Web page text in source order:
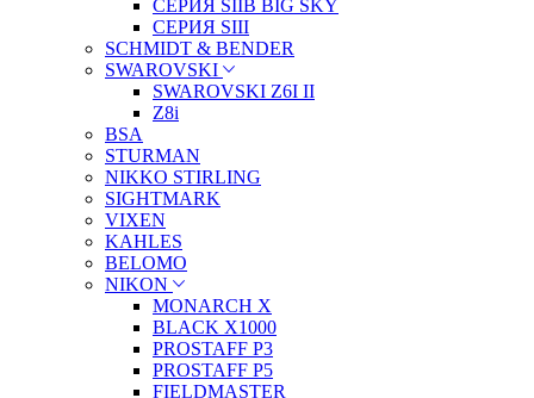
СЕРИЯ SIIB BIG SKY
СЕРИЯ SIII
SCHMIDT & BENDER
SWAROVSKI
SWAROVSKI Z6I II
Z8i
BSA
STURMAN
NIKKO STIRLING
SIGHTMARK
VIXEN
KAHLES
BELOMO
NIKON
MONARCH X
BLACK X1000
PROSTAFF P3
PROSTAFF P5
FIELDMASTER